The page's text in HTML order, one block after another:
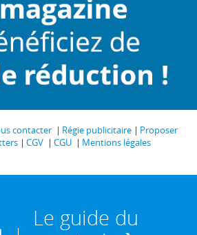
contacter Régie publicitaire
Proposer
CGV CGU
Mentions légales
Le guide du